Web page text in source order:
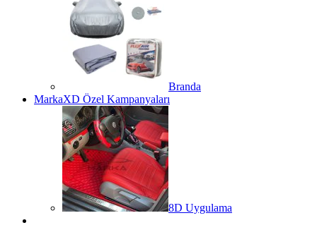
Branda
MarkaXD Özel Kampanyaları
8D Uygulama